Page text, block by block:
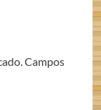
Campos